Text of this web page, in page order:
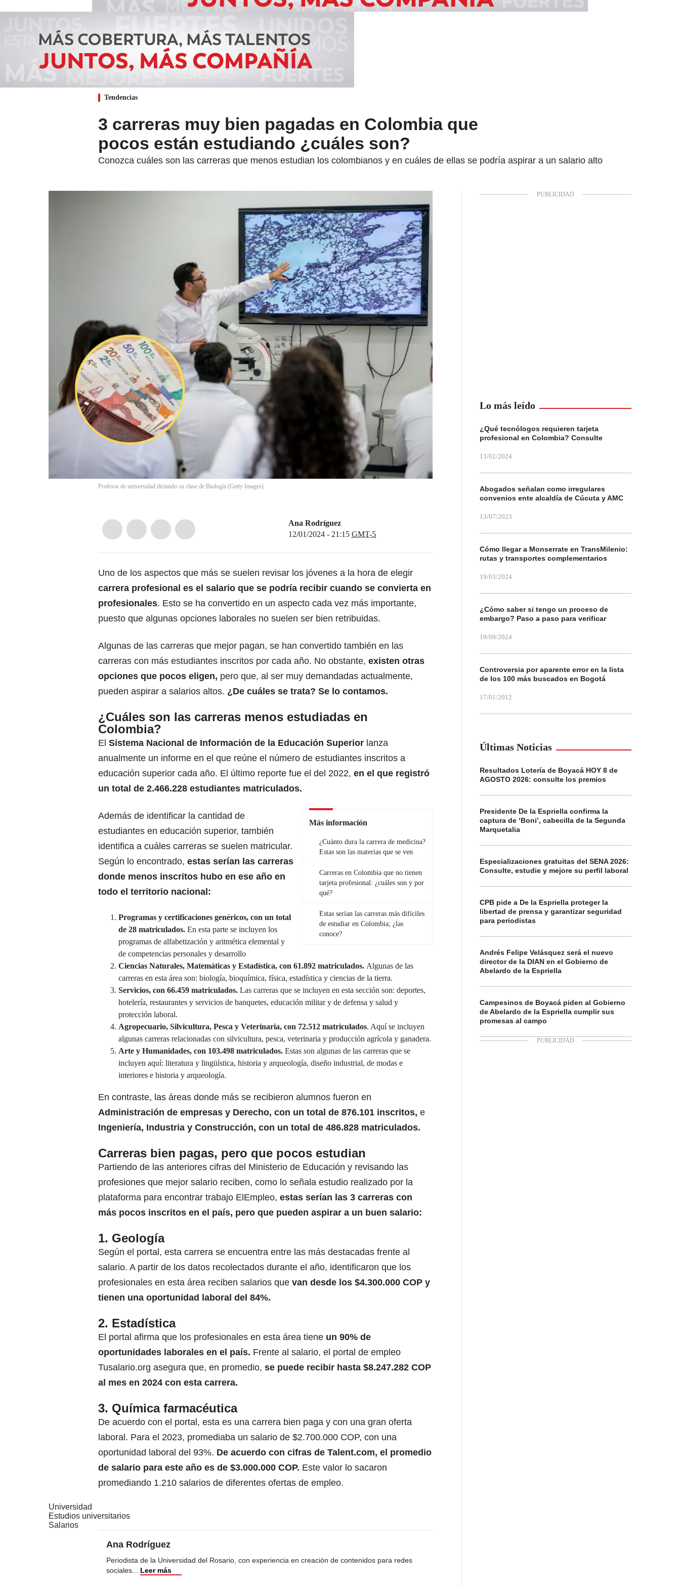
Tendencias
3 carreras muy bien pagadas en Colombia que
pocos están estudiando ¿cuáles son?
Conozca cuáles son las carreras que menos estudian los colombianos y en cuáles de ellas se podría aspirar a un salario alto
Profesor de universidad dictando su clase de Biología (Getty Images)
Ana Rodríguez
12/01/2024 - 21:15 GMT-5
Uno de los aspectos que más se suelen revisar los jóvenes a la hora de elegir
carrera profesional es el salario que se podría recibir cuando se convierta en
profesionales. Esto se ha convertido en un aspecto cada vez más importante,
puesto que algunas opciones laborales no suelen ser bien retribuidas.
Algunas de las carreras que mejor pagan, se han convertido también en las
carreras con más estudiantes inscritos por cada año. No obstante, existen otras
opciones que pocos eligen, pero que, al ser muy demandadas actualmente,
pueden aspirar a salarios altos. ¿De cuáles se trata? Se lo contamos.
¿Cuáles son las carreras menos estudiadas en
Colombia?
El Sistema Nacional de Información de la Educación Superior lanza
anualmente un informe en el que reúne el número de estudiantes inscritos a
educación superior cada año. El último reporte fue el del 2022, en el que registró
un total de 2.466.228 estudiantes matriculados.
Más información
¿Cuánto dura la carrera de medicina?
Estas son las materias que se ven
Carreras en Colombia que no tienen
tarjeta profesional: ¿cuáles son y por
qué?
Estas serían las carreras más difíciles
de estudiar en Colombia; ¿las
conoce?
Además de identificar la cantidad de
estudiantes en educación superior, también
identifica a cuáles carreras se suelen matricular.
Según lo encontrado, estas serían las carreras
donde menos inscritos hubo en ese año en
todo el territorio nacional:
Programas y certificaciones genéricos, con un total
de 28 matriculados. En esta parte se incluyen los
programas de alfabetización y aritmética elemental y
de competencias personales y desarrollo
Ciencias Naturales, Matemáticas y Estadística, con 61.892 matriculados. Algunas de las
carreras en esta área son: biología, bioquímica, física, estadística y ciencias de la tierra.
Servicios, con 66.459 matriculados. Las carreras que se incluyen en esta sección son: deportes,
hotelería, restaurantes y servicios de banquetes, educación militar y de defensa y salud y
protección laboral.
Agropecuario, Silvicultura, Pesca y Veterinaria, con 72.512 matriculados. Aquí se incluyen
algunas carreras relacionadas con silvicultura, pesca, veterinaria y producción agrícola y ganadera.
Arte y Humanidades, con 103.498 matriculados. Estas son algunas de las carreras que se
incluyen aquí: literatura y lingüística, historia y arqueología, diseño industrial, de modas e
interiores e historia y arqueología.
En contraste, las áreas donde más se recibieron alumnos fueron en
Administración de empresas y Derecho, con un total de 876.101 inscritos, e
Ingeniería, Industria y Construcción, con un total de 486.828 matriculados.
Carreras bien pagas, pero que pocos estudian
Partiendo de las anteriores cifras del Ministerio de Educación y revisando las
profesiones que mejor salario reciben, como lo señala estudio realizado por la
plataforma para encontrar trabajo ElEmpleo, estas serían las 3 carreras con
más pocos inscritos en el país, pero que pueden aspirar a un buen salario:
1. Geología
Según el portal, esta carrera se encuentra entre las más destacadas frente al
salario. A partir de los datos recolectados durante el año, identificaron que los
profesionales en esta área reciben salarios que van desde los $4.300.000 COP y
tienen una oportunidad laboral del 84%.
2. Estadística
El portal afirma que los profesionales en esta área tiene un 90% de
oportunidades laborales en el país. Frente al salario, el portal de empleo
Tusalario.org asegura que, en promedio, se puede recibir hasta $8.247.282 COP
al mes en 2024 con esta carrera.
3. Química farmacéutica
De acuerdo con el portal, esta es una carrera bien paga y con una gran oferta
laboral. Para el 2023, promediaba un salario de $2.700.000 COP, con una
oportunidad laboral del 93%. De acuerdo con cifras de Talent.com, el promedio
de salario para este año es de $3.000.000 COP. Este valor lo sacaron
promediando 1.210 salarios de diferentes ofertas de empleo.
Universidad
Estudios universitarios
Salarios
Ana Rodríguez
Periodista de la Universidad del Rosario, con experiencia en creación de contenidos para redes
sociales... Leer más
Lo más leído
¿Qué tecnólogos requieren tarjeta
profesional en Colombia? Consulte
13/02/2024
Abogados señalan como irregulares
convenios ente alcaldía de Cúcuta y AMC
13/07/2023
Cómo llegar a Monserrate en TransMilenio:
rutas y transportes complementarios
19/03/2024
¿Cómo saber si tengo un proceso de
embargo? Paso a paso para verificar
19/09/2024
Controversia por aparente error en la lista
de los 100 más buscados en Bogotá
17/01/2012
Últimas Noticias
Resultados Lotería de Boyacá HOY 8 de
AGOSTO 2026: consulte los premios
Presidente De la Espriella confirma la
captura de ‘Boni’, cabecilla de la Segunda
Marquetalia
Especializaciones gratuitas del SENA 2026:
Consulte, estudie y mejore su perfil laboral
CPB pide a De la Espriella proteger la
libertad de prensa y garantizar seguridad
para periodistas
Andrés Felipe Velásquez será el nuevo
director de la DIAN en el Gobierno de
Abelardo de la Espriella
Campesinos de Boyacá piden al Gobierno
de Abelardo de la Espriella cumplir sus
promesas al campo